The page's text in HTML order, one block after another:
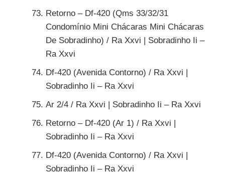
Retorno – Df-420 (Qms 33/32/31
Condomínio Mini Chácaras Mini Chácaras
De Sobradinho) / Ra Xxvi | Sobradinho Ii –
Ra Xxvi
Df-420 (Avenida Contorno) / Ra Xxvi |
Sobradinho Ii – Ra Xxvi
Ar 2/4 / Ra Xxvi | Sobradinho Ii – Ra Xxvi
Retorno – Df-420 (Ar 1) / Ra Xxvi |
Sobradinho Ii – Ra Xxvi
Df-420 (Avenida Contorno) / Ra Xxvi |
Sobradinho Ii – Ra Xxvi